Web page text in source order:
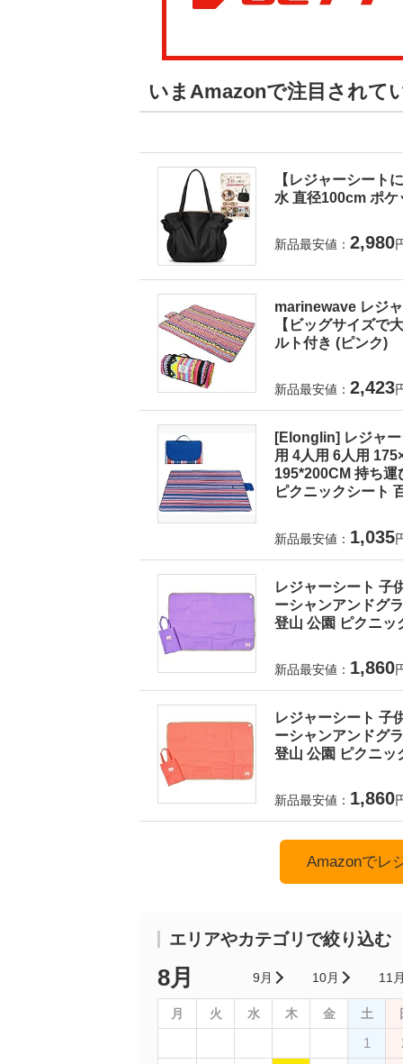
いまAmazonで注目されて
【レジャーシート
水 直径100cm ポ
新品最安値： 2,980
marinewave レジ
【ビッグサイズで
ルト付き (ピンク)
新品最安値： 2,423
[Elonglin] レジャ
用 4人用 6人用
195*200CM 持ち運
ピクニックシート
新品最安値： 1,035
レジャーシート 子
ーシャンアンドグ
登山 公園 ピクニッ
新品最安値： 1,860
レジャーシート 子
ーシャンアンドグ
登山 公園 ピクニッ
新品最安値： 1,860
Amazonでレ
エリアやカテゴリで絞り込む
8月 9月 10月 11
月 火 水 木 金 土
1